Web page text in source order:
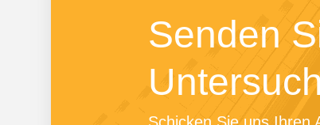
Senden
Schicken Sie uns Ihren